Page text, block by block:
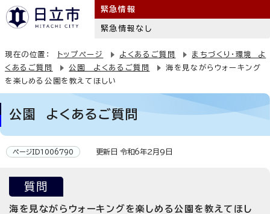
緊急情報
緊急情報なし
現在の位置： トップページ よくあるご質問
まちづくり・環境 よ
くあるご質問
公園 よくあるご質問
海を見ながらウォーキング
を楽しめる公園を教えてほしい
公園 よくあるご質問
ページID1006790 更新日 令和6年2月9日
質問
海を見ながらウォーキングを楽しめる公園を教えてほし